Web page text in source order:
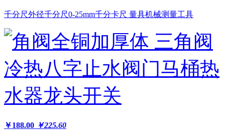
千分尺外径千分尺0-25mm千分卡尺 量具机械测量工具
￥188.00 ￥225.60